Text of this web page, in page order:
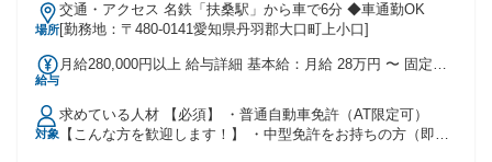
場所
交通・アクセス 名鉄「扶桑駅」から車で6分 ◆車通勤OK
[勤務地：〒480-0141愛知県丹羽郡大口町上小口]
給与
月給280,000円以上 給与詳細 基本給：月給 28万円 〜 固定残
勤・家族手当金額：あり 全員に一律で支払われるその他手当
金額：あり ✅ 通勤手当 ✅ 家族手当 ✅ 皆勤手当 ✅ 愛車手当
✅ 無事故手当
対象
求めている人材 【必須】 ・普通自動車免許（AT限定可）
【こんな方を歓迎します！】 ・中型免許をお持ちの方（即戦